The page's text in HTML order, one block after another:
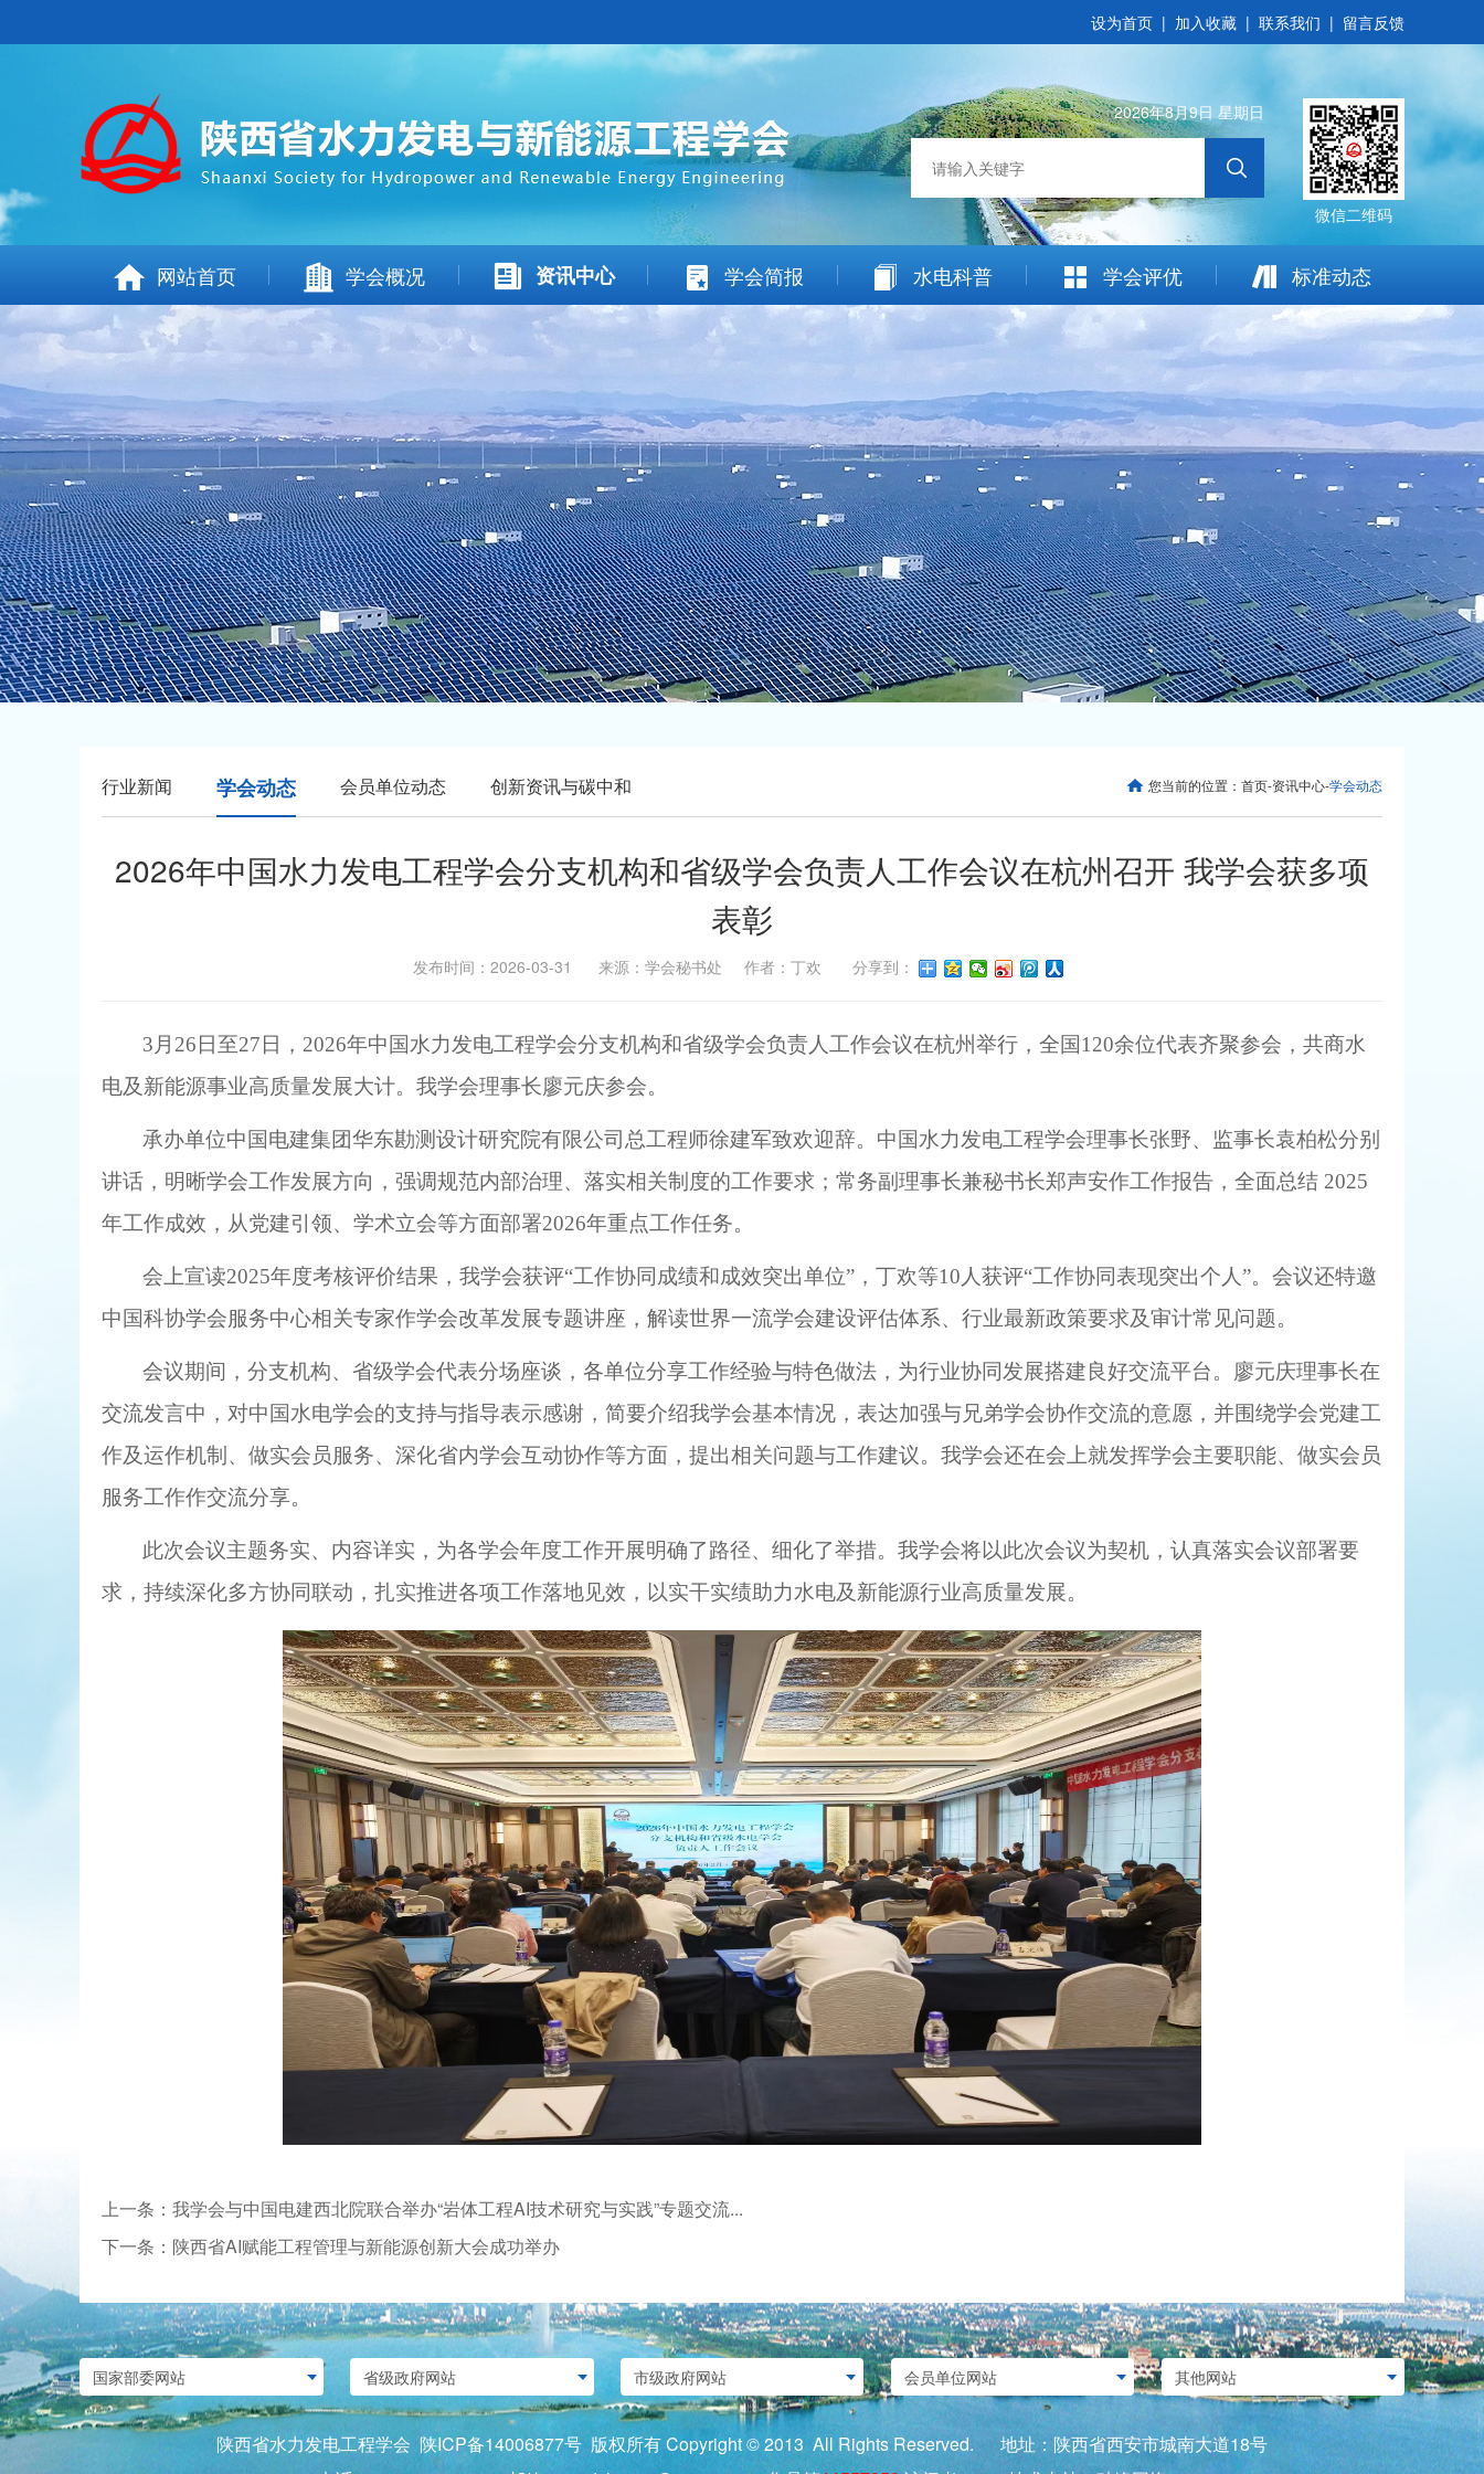
设为首页 | 加入收藏 | 联系我们 | 留言反馈
微信二维码
2026年8月9日 星期日
网站首页 学会概况 资讯中心 学会简报 水电科普 学会评优 标准动态
行业新闻 学会动态 会员单位动态 创新资讯与碳中和 您当前的位置： 首页-资讯中心-学会动态
2026年中国水力发电工程学会分支机构和省级学会负责人工作会议在杭州召开 我学会获多项
表彰
发布时间：2026-03-31 来源：学会秘书处 作者：丁欢 分享到：
3月26日至27日，2026年中国水力发电工程学会分支机构和省级学会负责人工作会议在杭州举行，全国120余位代表齐聚参会，共商水
电及新能源事业高质量发展大计。我学会理事长廖元庆参会。
承办单位中国电建集团华东勘测设计研究院有限公司总工程师徐建军致欢迎辞。中国水力发电工程学会理事长张野、监事长袁柏松分别
讲话，明晰学会工作发展方向，强调规范内部治理、落实相关制度的工作要求；常务副理事长兼秘书长郑声安作工作报告，全面总结 2025
年工作成效，从党建引领、学术立会等方面部署2026年重点工作任务。
会上宣读2025年度考核评价结果，我学会获评“工作协同成绩和成效突出单位”，丁欢等10人获评“工作协同表现突出个人”。会议还特邀
中国科协学会服务中心相关专家作学会改革发展专题讲座，解读世界一流学会建设评估体系、行业最新政策要求及审计常见问题。
会议期间，分支机构、省级学会代表分场座谈，各单位分享工作经验与特色做法，为行业协同发展搭建良好交流平台。廖元庆理事长在
交流发言中，对中国水电学会的支持与指导表示感谢，简要介绍我学会基本情况，表达加强与兄弟学会协作交流的意愿，并围绕学会党建工
作及运作机制、做实会员服务、深化省内学会互动协作等方面，提出相关问题与工作建议。我学会还在会上就发挥学会主要职能、做实会员
服务工作作交流分享。
此次会议主题务实、内容详实，为各学会年度工作开展明确了路径、细化了举措。我学会将以此次会议为契机，认真落实会议部署要
求，持续深化多方协同联动，扎实推进各项工作落地见效，以实干实绩助力水电及新能源行业高质量发展。
上一条：我学会与中国电建西北院联合举办“岩体工程AI技术研究与实践”专题交流...
下一条：陕西省AI赋能工程管理与新能源创新大会成功举办
陕西省水力发电工程学会 陕ICP备14006877号 版权所有 Copyright © 2013 All Rights Reserved. 地址：陕西省西安市城南大道18号